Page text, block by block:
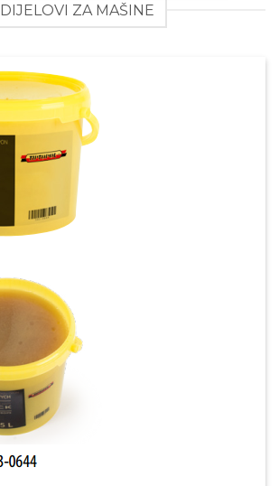
DIJELOVI ZA MAŠINE